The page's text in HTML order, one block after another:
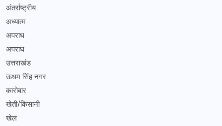
अंतर्राष्ट्रीय
अध्यात्म
अपराध
अपराध
उत्तराखंड
ऊधम सिंह नगर
कारोबार
खेती/किसानी
खेल